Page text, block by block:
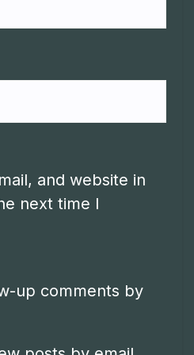
and website in
next time I
up comments by